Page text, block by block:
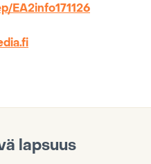
EA2info171126
lapsuus